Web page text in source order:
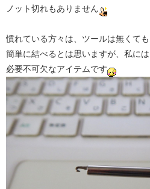
ノット切れもありません
慣れている方々は、ツールは無くても
簡単に結べるとは思いますが、私には
必要不可欠なアイテムです